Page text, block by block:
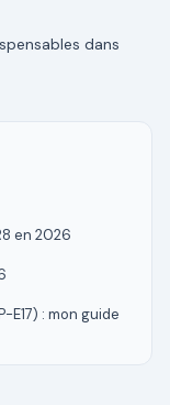
dans
en 2026
E17) : mon guide